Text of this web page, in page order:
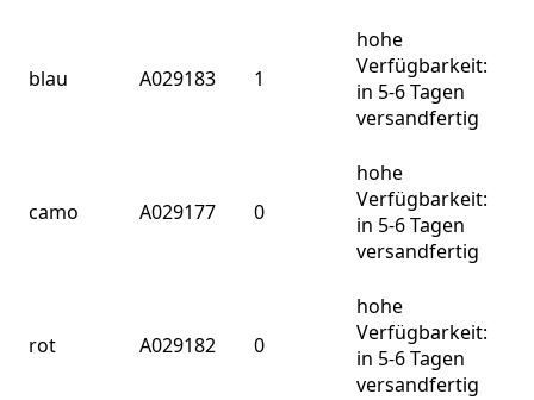
blau A029183 1
hohe
Verfügbarkeit:
in 5-6 Tagen
versandfertig
camo A029177 0
hohe
Verfügbarkeit:
in 5-6 Tagen
versandfertig
rot A029182 0
hohe
Verfügbarkeit:
in 5-6 Tagen
versandfertig